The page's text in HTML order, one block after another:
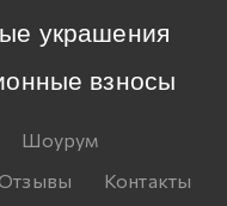
украшения
взносы
Шоурум
Контакты